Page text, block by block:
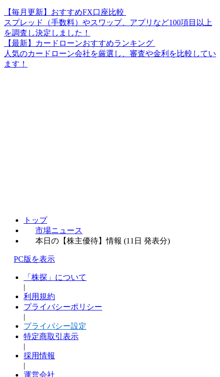
【毎月更新】おすすめFX口座比較
スプレッド（手数料）やスワップ、アプリなど100項目以上
を調査し決定しました！
【最新】カードローンおすすめランキング
人気のカードローン会社を厳選し、審査や金利を比較してい
ます！
トップ
市場ニュース
本日の【株主優待】情報 (11日 発表分)
PC版を表示
「株探」について
|
利用規約
プライバシーポリシー
|
プライバシー設定
特定商取引表示
|
採用情報
|
運営会社